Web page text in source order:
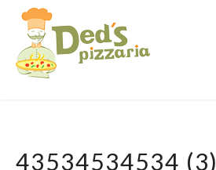
content
43534534534 (3)